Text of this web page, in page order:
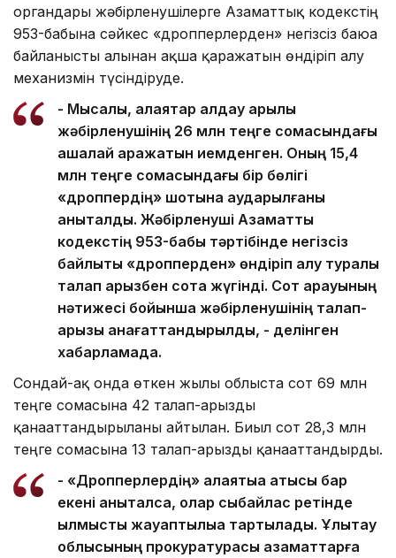
органдары жәбірленушілерге Азаматтық кодекстің
953-бабына сәйкес «дропперлерден» негізсіз баюға
байланысты алынған ақша қаражатын өндіріп алу
механизмін түсіндіруде.
- Мысалы, алаяқтар алдау арқылы
жәбірленушінің 26 млн теңге сомасындағы
ақшалай қаражатын иемденген. Оның 15,4
млн теңге сомасындағы бір бөлігі
«дроппердің» шотына аударылғаны
анықталды. Жәбірленуші Азаматтық
кодекстің 953-бабы тәртібінде негізсіз
байлықты «дропперден» өндіріп алу туралы
талап арызбен сотқа жүгінді. Сот қарауының
нәтижесі бойынша жәбірленушінің талап-
арызы қанағаттандырылды, - делінген
хабарламада.
Сондай-ақ онда өткен жылы облыста сот 69 млн
теңге сомасына 42 талап-арызды
қанағаттандырылғаны айтылған. Биыл сот 28,3 млн
теңге сомасына 13 талап-арызды қанағаттандырды.
- «Дропперлердің» алаяқтыққа қатысы бар
екені анықталса, олар сыбайлас ретінде
қылмыстық жауаптылыққа тартылады. Ұлытау
облысының прокуратурасы азаматтарға